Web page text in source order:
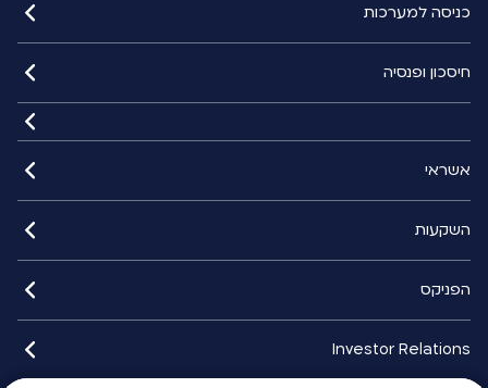
כניסה למערכות
חיסכון ופנסיה
אשראי
השקעות
הפניקס
Investor Relations